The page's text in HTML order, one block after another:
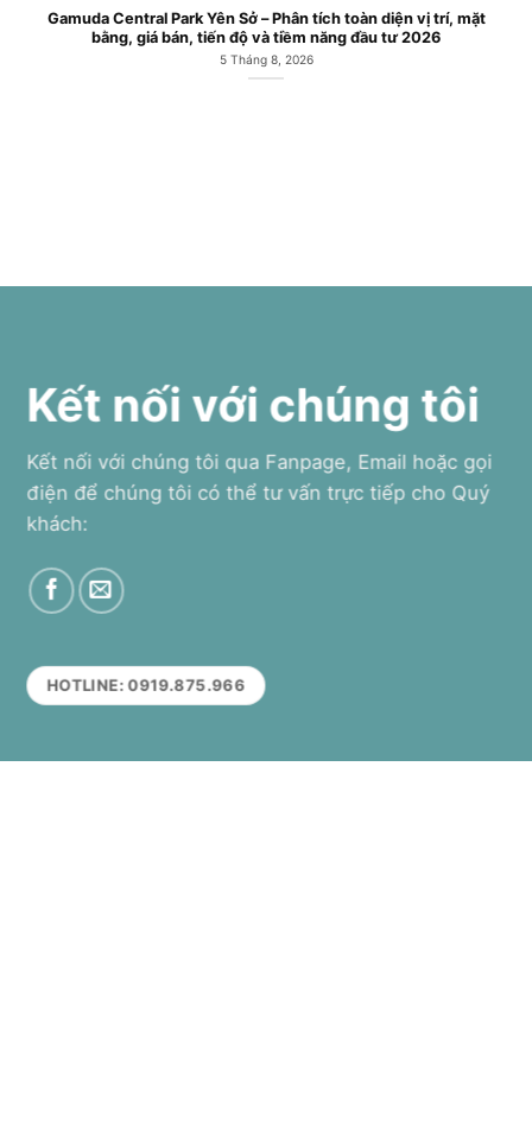
tích toàn diện vị trí, mặt
năng đầu tư 2026
Căn hộ chung cư Gamuda Central
Kết nối với chúng tôi
Kết nối với chúng tôi qua Fanpage, Email hoặc gọi
điện để chúng tôi có thể tư vấn trực tiếp cho Quý
khách:
HOTLINE: 0919.875.966